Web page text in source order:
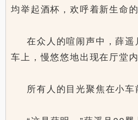
均举起酒杯，欢呼着新生命的
在众人的喧闹声中，薛遥
车上，慢悠悠地出现在厅堂内
所有人的目光聚焦在小车